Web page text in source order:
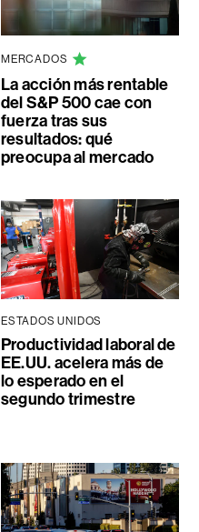
MERCADOS
La acción más rentable
del S&P 500 cae con
fuerza tras sus
resultados: qué
preocupa al mercado
ESTADOS UNIDOS
Productividad laboral de
EE.UU. acelera más de
lo esperado en el
segundo trimestre